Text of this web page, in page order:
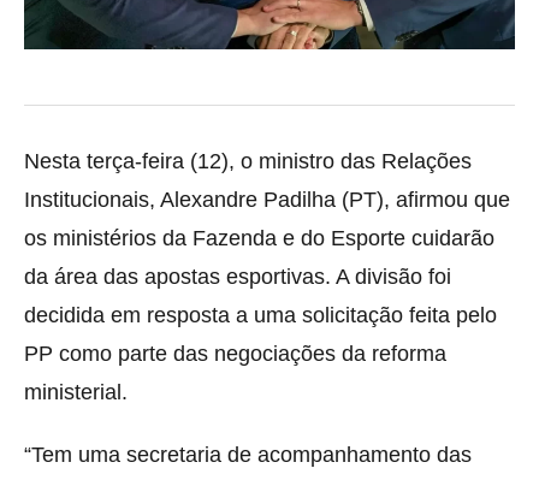
Nesta terça-feira (12), o ministro das Relações
Institucionais, Alexandre Padilha (PT), afirmou que
os ministérios da Fazenda e do Esporte cuidarão
da área das apostas esportivas. A divisão foi
decidida em resposta a uma solicitação feita pelo
PP como parte das negociações da reforma
ministerial.
“Tem uma secretaria de acompanhamento das